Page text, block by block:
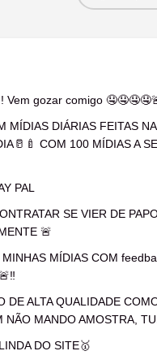
Vem gozar comigo
MÍDIAS DIÁRIAS FEITAS
COM 100 MÍDIAS A
PAL
SE VIER DE
🚨
MÍDIAS COM
DE ALTA QUALIDADE
NÃO MANDO AMOSTRA,
DO SITE🥇